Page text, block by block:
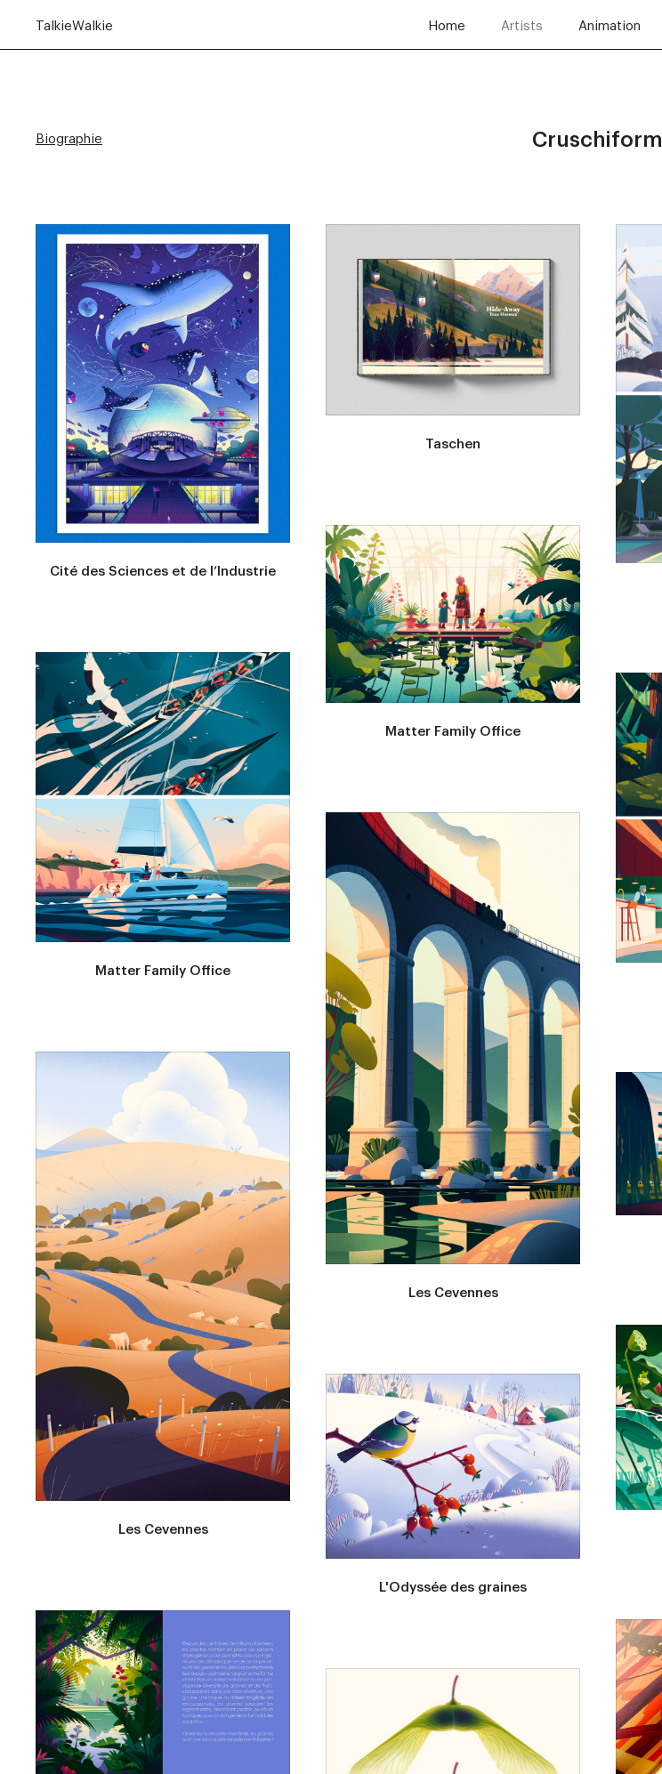
TalkieWalkie Home Artists Animation
Biographie Cruschiform
Cité des Sciences et de l’Industrie
Taschen
Matter Family Office
Matter Family Office
Les Cevennes
Les Cevennes
L'Odyssée des graines